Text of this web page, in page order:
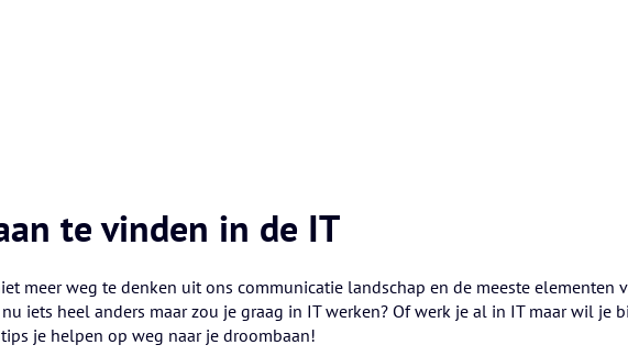
te vinden in de IT
meer weg te denken uit ons communicatie landschap en de meeste elementen
iets heel anders maar zou je graag in IT werken? Of werk je al in IT maar wil je
je helpen op weg naar je droombaan!